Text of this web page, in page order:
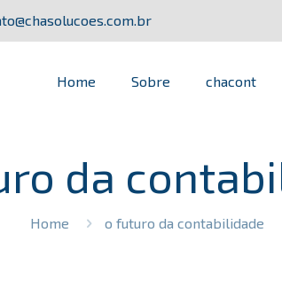
Home Sobre chacont
da
Home o futuro da contabilidade